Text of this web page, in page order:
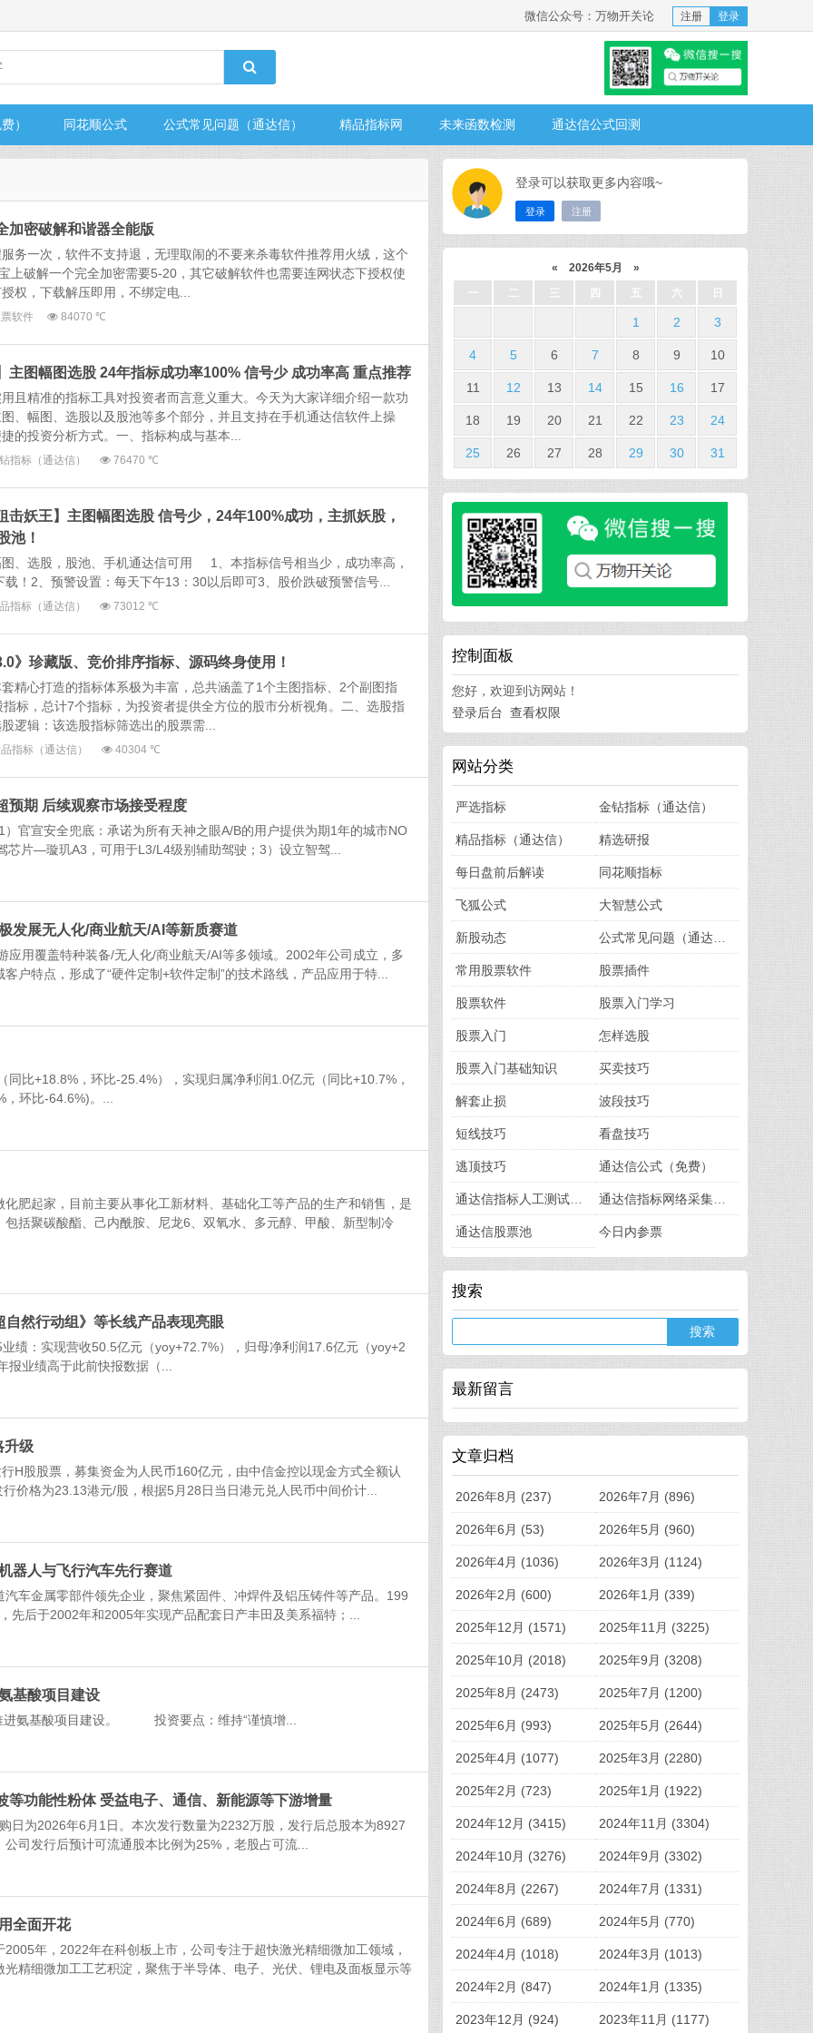
微信公众号：万物开关论 注册 登录
） 同花顺公式 公式常见问题（通达信） 精品指标网 未来函数检测 通达信公式回测
加密破解和谐器全能版
务一次，软件不支持退，无理取闹的不要来杀毒软件推荐用火绒，这个
上破解一个完全加密需要5-20，其它破解软件也需要连网状态下授权使
权，下载解压即用，不绑定电...
软件 84070 ℃
主图幅图选股 24年指标成功率100% 信号少 成功率高 重点推荐
且精准的指标工具对投资者而言意义重大。今天为大家详细介绍一款功
、幅图、选股以及股池等多个部分，并且支持在手机通达信软件上操
的投资分析方式。一、指标构成与基本...
指标（通达信） 76470 ℃
击妖王】主图幅图选股 信号少，24年100%成功，主抓妖股，
池！
、选股，股池、手机通达信可用 1、本指标信号相当少，成功率高，
！2、预警设置：每天下午13：30以后即可3、股价跌破预警信号...
指标（通达信） 73012 ℃
》珍藏版、竞价排序指标、源码终身使用！
精心打造的指标体系极为丰富，总共涵盖了1个主图指标、2个副图指
标，总计7个指标，为投资者提供全方位的股市分析视角。二、选股指
逻辑：该选股指标筛选出的股票需...
指标（通达信） 40304 ℃
预期 后续观察市场接受程度
官宣安全兜底：承诺为所有天神之眼A/B的用户提供为期1年的城市NO
片—璇玑A3，可用于L3/L4级别辅助驾驶；3）设立智驾...
发展无人化/商业航天/AI等新质赛道
覆盖特种装备/无人化/商业航天/AI等多领域。2002年公司成立，多
户特点，形成了“硬件定制+软件定制”的技术路线，产品应用于特...
+18.8%，环比-25.4%），实现归属净利润1.0亿元（同比+10.7%，
环比-64.6%)。...
起家，目前主要从事化工新材料、基础化工等产品的生产和销售，是
括聚碳酸酯、己内酰胺、尼龙6、双氧水、多元醇、甲酸、新型制冷
然行动组》等长线产品表现亮眼
：实现营收50.5亿元（yoy+72.7%），归母净利润17.6亿元（yoy+2
业绩高于此前快报数据（...
升级
股票，募集资金为人民币160亿元，由中信金控以现金方式全额认
价格为23.13港元/股，根据5月28日当日港元兑人民币中间价计...
器人与飞行汽车先行赛道
金属零部件领先企业，聚焦紧固件、冲焊件及铝压铸件等产品。199
后于2002年和2005年实现产品配套日产丰田及美系福特；...
基酸项目建设
基酸项目建设。 投资要点：维持“谨慎增...
功能性粉体 受益电子、通信、新能源等下游增量
日为2026年6月1日。本次发行数量为2232万股，发行后总股本为8927
司发行后预计可流通股本比例为25%，老股占可流...
全面开花
年，2022年在科创板上市，公司专注于超快激光精细微加工领域，
精细微加工工艺积淀，聚焦于半导体、电子、光伏、锂电及面板显示等
登录可以获取更多内容哦~
登录 注册
« 2026年5月 »
三 四 五 六
1 2 3
4 5 6 7 8 9 10
11 12 13 14 15 16 17
18 19 20 21 22 23 24
25 26 27 28 29 30 31
控制面板
您好，欢迎到访网站！
登录后台 查看权限
网站分类
严选指标 金钻指标（通达信）
精品指标（通达信） 精选研报
每日盘前后解读 同花顺指标
飞狐公式 大智慧公式
新股动态
常用股票软件 股票插件
股票软件 股票入门学习
股票入门 怎样选股
股票入门基础知识 买卖技巧
解套止损 波段技巧
短线技巧 看盘技巧
逃顶技巧 通达信公式（免费）
通达信股票池 今日内参票
搜索
最新留言
文章归档
2026年8月 (237) 2026年7月 (896)
2026年6月 (53) 2026年5月 (960)
2026年4月 (1036) 2026年3月 (1124)
2026年2月 (600) 2026年1月 (339)
2025年12月 (1571) 2025年11月 (3225)
2025年10月 (2018) 2025年9月 (3208)
2025年8月 (2473) 2025年7月 (1200)
2025年6月 (993) 2025年5月 (2644)
2025年4月 (1077) 2025年3月 (2280)
2025年2月 (723) 2025年1月 (1922)
2024年12月 (3415) 2024年11月 (3304)
2024年10月 (3276) 2024年9月 (3302)
2024年8月 (2267) 2024年7月 (1331)
2024年6月 (689) 2024年5月 (770)
2024年4月 (1018) 2024年3月 (1013)
2024年2月 (847) 2024年1月 (1335)
2023年12月 (924) 2023年11月 (1177)